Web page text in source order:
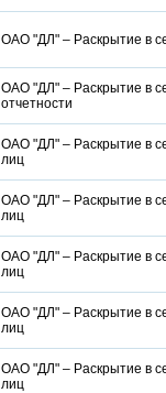
ОАО "ДЛ" – Раскрытие в
ОАО "ДЛ" – Раскрытие в
отчетности
ОАО "ДЛ" – Раскрытие в
лиц
ОАО "ДЛ" – Раскрытие в
лиц
ОАО "ДЛ" – Раскрытие в
лиц
ОАО "ДЛ" – Раскрытие в
лиц
ОАО "ДЛ" – Раскрытие в
лиц